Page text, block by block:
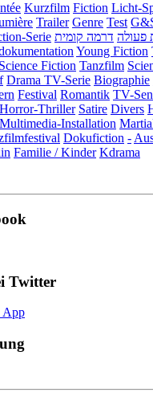
Kurzfilm Fiction Licht-
Trailer Genre Test
Serie פעולה דרמה קומית
Young Fiction
Science Fiction Tanzfilm
Drama TV-Serie Biographie
Festival Romantik TV-
Horror-Thriller Satire Divers
Multimedia-Installation
Dokufiction -
Familie / Kinder Kdrama
Twitter